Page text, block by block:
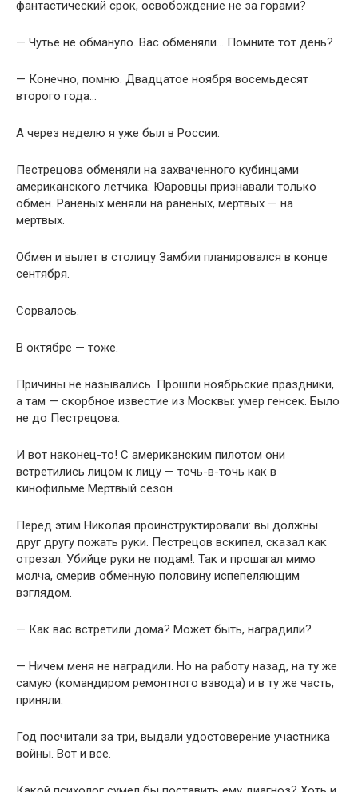
фантастический срок, освобождение не за горами?
— Чутье не обмануло. Вас обменяли… Помните тот день?
— Конечно, помню. Двадцатое ноября восемьдесят
второго года…
А через неделю я уже был в России.
Пестрецова обменяли на захваченного кубинцами
американского летчика. Юаровцы признавали только
обмен. Раненых меняли на раненых, мертвых — на
мертвых.
Обмен и вылет в столицу Замбии планировался в конце
сентября.
Сорвалось.
В октябре — тоже.
Причины не назывались. Прошли ноябрьские праздники,
а там — скорбное известие из Москвы: умер генсек. Было
не до Пестрецова.
И вот наконец-то! С американским пилотом они
встретились лицом к лицу — точь-в-точь как в
кинофильме Мертвый сезон.
Перед этим Николая проинструктировали: вы должны
друг другу пожать руки. Пестрецов вскипел, сказал как
отрезал: Убийце руки не подам!. Так и прошагал мимо
молча, смерив обменную половину испепеляющим
взглядом.
— Как вас встретили дома? Может быть, наградили?
— Ничем меня не наградили. Но на работу назад, на ту же
самую (командиром ремонтного взвода) и в ту же часть,
приняли.
Год посчитали за три, выдали удостоверение участника
войны. Вот и все.